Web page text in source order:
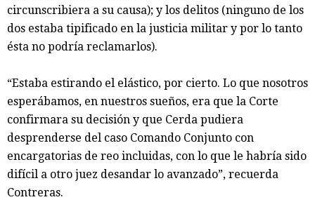
circunscribiera a su causa); y los delitos (ninguno de los
dos estaba tipificado en la justicia militar y por lo tanto
ésta no podría reclamarlos).
“Estaba estirando el elástico, por cierto. Lo que nosotros
esperábamos, en nuestros sueños, era que la Corte
confirmara su decisión y que Cerda pudiera
desprenderse del caso Comando Conjunto con
encargatorias de reo incluidas, con lo que le habría sido
difícil a otro juez desandar lo avanzado”, recuerda
Contreras.